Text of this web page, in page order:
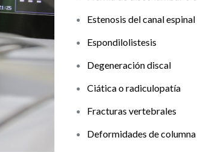
Estenosis del canal espinal
Espondilolistesis
Degeneración discal
Ciática o radiculopatía
Fracturas vertebrales
Deformidades de columna